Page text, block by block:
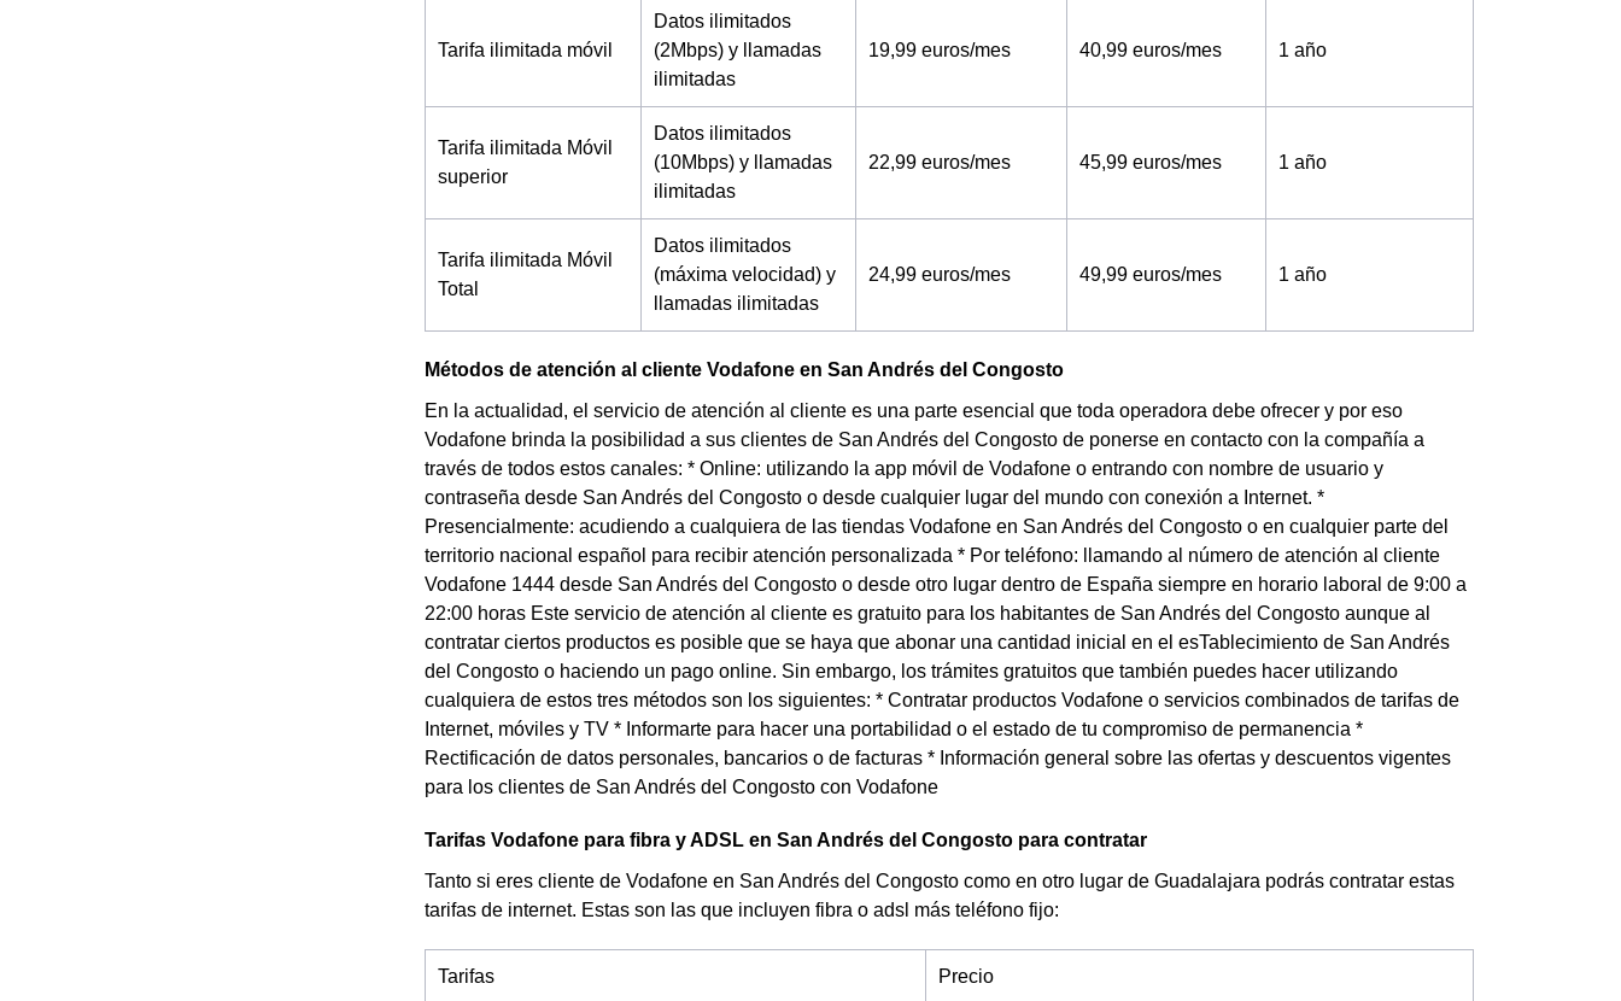
Tarifa ilimitada móvil
Datos ilimitados
(2Mbps) y llamadas
ilimitadas
19,99 euros/mes 40,99 euros/mes 1 año
Tarifa ilimitada Móvil
superior
Datos ilimitados
(10Mbps) y llamadas
ilimitadas
22,99 euros/mes 45,99 euros/mes 1 año
Tarifa ilimitada Móvil
Total
Datos ilimitados
(máxima velocidad) y
llamadas ilimitadas
24,99 euros/mes 49,99 euros/mes 1 año
Métodos de atención al cliente Vodafone en San Andrés del Congosto
En la actualidad, el servicio de atención al cliente es una parte esencial que toda operadora debe ofrecer y por eso
Vodafone brinda la posibilidad a sus clientes de San Andrés del Congosto de ponerse en contacto con la compañía a
través de todos estos canales: * Online: utilizando la app móvil de Vodafone o entrando con nombre de usuario y
contraseña desde San Andrés del Congosto o desde cualquier lugar del mundo con conexión a Internet. *
Presencialmente: acudiendo a cualquiera de las tiendas Vodafone en San Andrés del Congosto o en cualquier parte del
territorio nacional español para recibir atención personalizada * Por teléfono: llamando al número de atención al cliente
Vodafone 1444 desde San Andrés del Congosto o desde otro lugar dentro de España siempre en horario laboral de 9:00 a
22:00 horas Este servicio de atención al cliente es gratuito para los habitantes de San Andrés del Congosto aunque al
contratar ciertos productos es posible que se haya que abonar una cantidad inicial en el esTablecimiento de San Andrés
del Congosto o haciendo un pago online. Sin embargo, los trámites gratuitos que también puedes hacer utilizando
cualquiera de estos tres métodos son los siguientes: * Contratar productos Vodafone o servicios combinados de tarifas de
Internet, móviles y TV * Informarte para hacer una portabilidad o el estado de tu compromiso de permanencia *
Rectificación de datos personales, bancarios o de facturas * Información general sobre las ofertas y descuentos vigentes
para los clientes de San Andrés del Congosto con Vodafone
Tarifas Vodafone para fibra y ADSL en San Andrés del Congosto para contratar
Tanto si eres cliente de Vodafone en San Andrés del Congosto como en otro lugar de Guadalajara podrás contratar estas
tarifas de internet. Estas son las que incluyen fibra o adsl más teléfono fijo:
Tarifas Precio